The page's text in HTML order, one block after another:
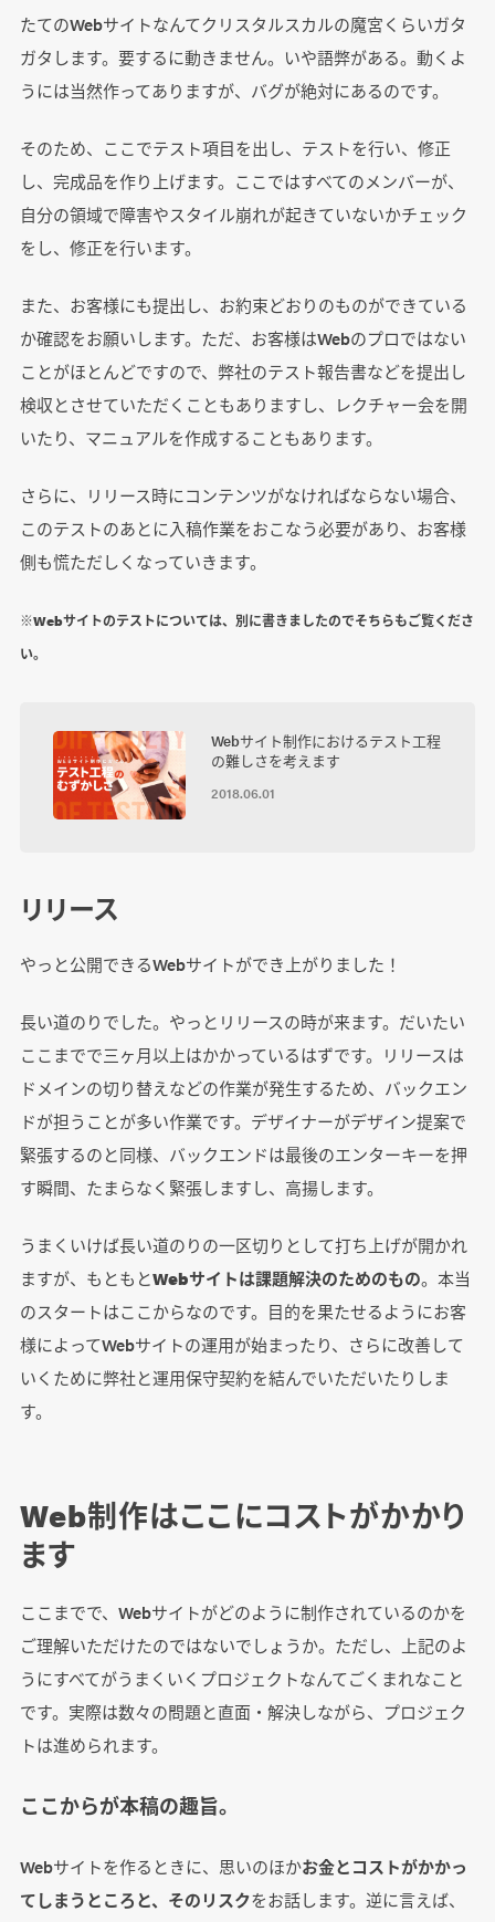
たてのWebサイトなんてクリスタルスカルの魔宮くらいガタ
ガタします。要するに動きません。いや語弊がある。動くよ
うには当然作ってありますが、バグが絶対にあるのです。
そのため、ここでテスト項目を出し、テストを行い、修正
し、完成品を作り上げます。ここではすべてのメンバーが、
自分の領域で障害やスタイル崩れが起きていないかチェック
をし、修正を行います。
また、お客様にも提出し、お約束どおりのものができている
か確認をお願いします。ただ、お客様はWebのプロではない
ことがほとんどですので、弊社のテスト報告書などを提出し
検収とさせていただくこともありますし、レクチャー会を開
いたり、マニュアルを作成することもあります。
さらに、リリース時にコンテンツがなければならない場合、
このテストのあとに入稿作業をおこなう必要があり、お客様
側も慌ただしくなっていきます。
※Webサイトのテストについては、別に書きましたのでそちらもご覧くださ
い。
Webサイト制作におけるテスト工程
の難しさを考えます
2018.06.01
リリース
やっと公開できるWebサイトができ上がりました！
長い道のりでした。やっとリリースの時が来ます。だいたい
ここまでで三ヶ月以上はかかっているはずです。リリースは
ドメインの切り替えなどの作業が発生するため、バックエン
ドが担うことが多い作業です。デザイナーがデザイン提案で
緊張するのと同様、バックエンドは最後のエンターキーを押
す瞬間、たまらなく緊張しますし、高揚します。
うまくいけば長い道のりの一区切りとして打ち上げが開かれ
ますが、もともとWebサイトは課題解決のためのもの。本当
のスタートはここからなのです。目的を果たせるようにお客
様によってWebサイトの運用が始まったり、さらに改善して
いくために弊社と運用保守契約を結んでいただいたりしま
す。
Web制作はここにコストがかかり
ます
ここまでで、Webサイトがどのように制作されているのかを
ご理解いただけたのではないでしょうか。ただし、上記のよ
うにすべてがうまくいくプロジェクトなんてごくまれなこと
です。実際は数々の問題と直面・解決しながら、プロジェク
トは進められます。
ここからが本稿の趣旨。
Webサイトを作るときに、思いのほかお金とコストがかかっ
てしまうところと、そのリスクをお話します。逆に言えば、